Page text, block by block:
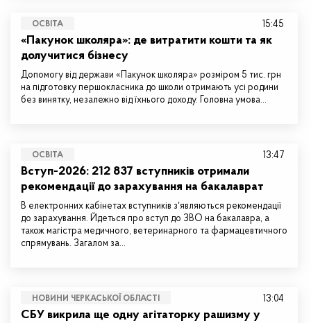
ОСВІТА
«Пакунок школяра»: де витратити кошти та як
долучитися бізнесу
Допомогу від держави «Пакунок школяра» розміром 5 тис. грн
на підготовку першокласника до школи отримають усі родини
без винятку, незалежно від їхнього доходу. Головна умова…
15:45
ОСВІТА
Вступ-2026: 212 837 вступників отримали
рекомендації до зарахування на бакалаврат
В електронних кабінетах вступників зʼявляються рекомендації
до зарахування. Йдеться про вступ до ЗВО на бакалавра, а
також магістра медичного, ветеринарного та фармацевтичного
спрямувань. Загалом за…
13:47
НОВИНИ ЧЕРКАСЬКОЇ ОБЛАСТІ
СБУ викрила ще одну агітаторку рашизму у
13:04